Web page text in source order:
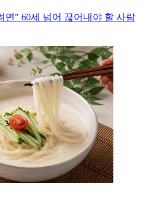
면" 60세 넘어 끊어내야 할 사람